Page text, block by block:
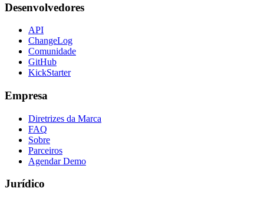
Desenvolvedores
API
ChangeLog
Comunidade
GitHub
KickStarter
Empresa
Diretrizes da Marca
FAQ
Sobre
Parceiros
Agendar Demo
Jurídico